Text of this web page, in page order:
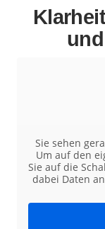
Sie sehen
Um auf den
Sie auf die
dabei Daten